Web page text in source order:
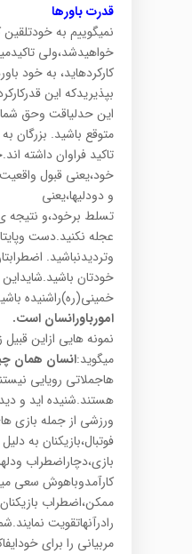
قدرت باورها
نمیگوییم به
خواهیدشد،ولی
کارکردهاید، به خود
بپذیریدکه این
این حدلیاقت وحق
متوقع باشید. بزرگان
تاکید فراوان داشته
خود،یعنی قبول
و دودلیها،یعنی
تسلط برخود،و نتیجه
عجله نکنید.دست
وتردیدنباشید.
خودتان
خمینی(ره)راشنیده
امورباورانسان است.
نمونه هایی ازاین
میگوید:انسان همان
هاجملاتی رویایی
هستند.شنیده اید و
ورزشی از جمله بازی
فوتبال،بازیکنان به
بازی،دچاراضطراب
کارآمدوباهوش سعی
ممکن،اضطراب
رادرآنهاتقویت
مربیانی را برای